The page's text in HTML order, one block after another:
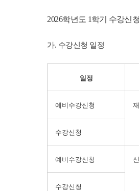
2026학년도 1학기 수강신
가. 수강신청 일정
일정
예비수강신청
수강신청
예비수강신청
수강신청